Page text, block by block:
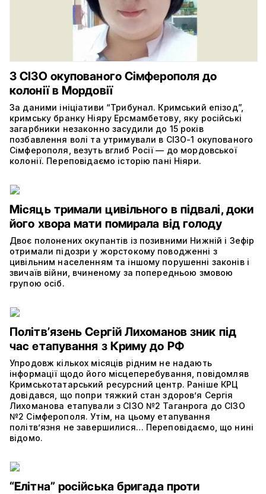
З СІЗО окупованого Сімферополя до
колонії в Мордовії
За даними ініціативи “Трибунал. Кримський епізод”,
кримську бранку Ніяру Ерсмамбетову, яку російські
загарбники незаконно засудили до 15 років
позбавлення волі та утримували в СІЗО-1 окупованого
Сімферополя, везуть вглиб Росії — до мордовської
колонії. Переповідаємо історію пані Ніяри.
Місяць тримали цивільного в підвалі, доки
його хвора мати помирала від голоду
Двоє полонених окупантів із позивними Нижній і Зефір
отримали підозри у жорстокому поводженні з
цивільним населенням та іншому порушенні законів і
звичаїв війни, вчиненому за попередньою змовою
групою осіб.
Політвʼязень Сергій Лихоманов зник під
час етапування з Криму до РФ
Упродовж кількох місяців рідним не надають
інформації щодо його місцеперебування, повідомляв
Кримськотатарський ресурсний центр. Раніше КРЦ
довідався, що попри тяжкий стан здоров’я Сергія
Лихоманова етапували з СІЗО №2 Таганрога до СІЗО
№2 Сімферополя. Утім, на цьому етапування
політвʼязня не завершилися… Переповідаємо, що нині
відомо.
“Елітна” російська бригада проти